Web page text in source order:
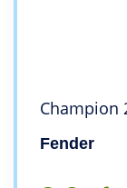
Champion
Fender